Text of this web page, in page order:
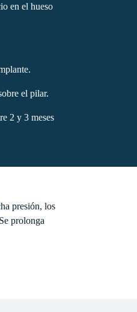
en el hueso
el pilar.
2 y 3 meses
presión, los
prolonga